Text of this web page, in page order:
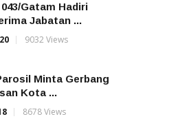
Gatam Hadiri
Jabatan ...
9032 Views
Minta Gerbang
Kota ...
8678 Views